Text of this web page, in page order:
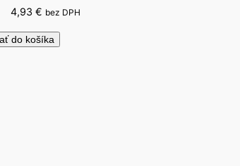
4,93€ bez DPH
do košíka